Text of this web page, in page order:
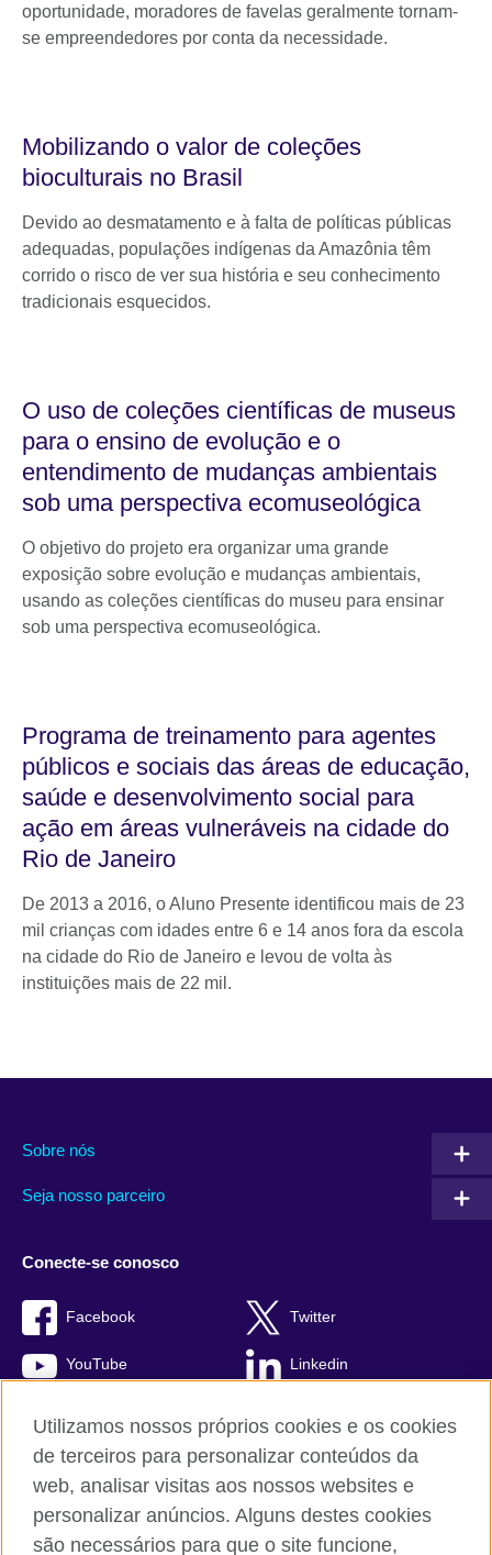
oportunidade, moradores de favelas geralmente tornam-
se empreendedores por conta da necessidade.
Mobilizando o valor de coleções
bioculturais no Brasil
Devido ao desmatamento e à falta de políticas públicas
adequadas, populações indígenas da Amazônia têm
corrido o risco de ver sua história e seu conhecimento
tradicionais esquecidos.
O uso de coleções científicas de museus
para o ensino de evolução e o
entendimento de mudanças ambientais
sob uma perspectiva ecomuseológica
O objetivo do projeto era organizar uma grande
exposição sobre evolução e mudanças ambientais,
usando as coleções científicas do museu para ensinar
sob uma perspectiva ecomuseológica.
Programa de treinamento para agentes
públicos e sociais das áreas de educação,
saúde e desenvolvimento social para
ação em áreas vulneráveis na cidade do
Rio de Janeiro
De 2013 a 2016, o Aluno Presente identificou mais de 23
mil crianças com idades entre 6 e 14 anos fora da escola
na cidade do Rio de Janeiro e levou de volta às
instituições mais de 22 mil.
Sobre nós
Seja nosso parceiro
Conecte-se conosco
Facebook Twitter
YouTube Linkedin
British Council global
Utilizamos nossos próprios cookies e os cookies
de terceiros para personalizar conteúdos da
web, analisar visitas aos nossos websites e
personalizar anúncios. Alguns destes cookies
são necessários para que o site funcione,